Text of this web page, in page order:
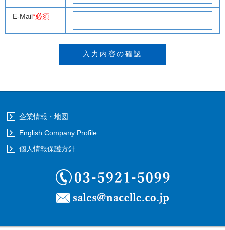
E-Mail*必須
企業情報・地図
English Company Profile
個人情報保護方針